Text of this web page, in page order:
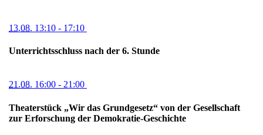
13.08. 13:10 - 17:10
Unterrichtsschluss nach der 6. Stunde
21.08. 16:00 - 21:00
Theaterstück „Wir das Grundgesetz“ von der Gesellschaft
zur Erforschung der Demokratie-Geschichte